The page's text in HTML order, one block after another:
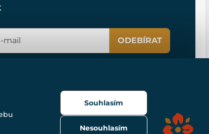
ODEBÍRAT
Nesouhlasím
Souhlasím